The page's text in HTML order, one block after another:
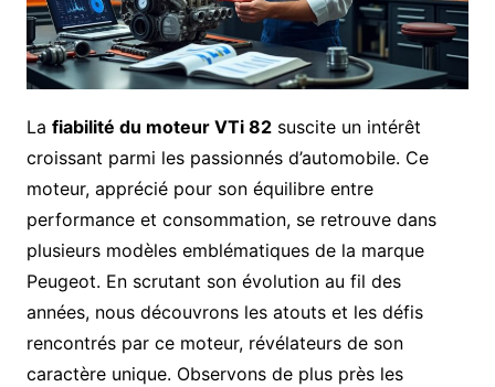
La fiabilité du moteur VTi 82suscite un intérêt
croissant parmi les passionnés d’automobile. Ce
moteur, apprécié pour son équilibre entre
performance et consommation, se retrouve dans
plusieurs modèles emblématiques de la marque
Peugeot. En scrutant son évolution au fil des
années, nous découvrons les atouts et les défis
rencontrés par ce moteur, révélateurs de son
caractère unique. Observons de plus près les